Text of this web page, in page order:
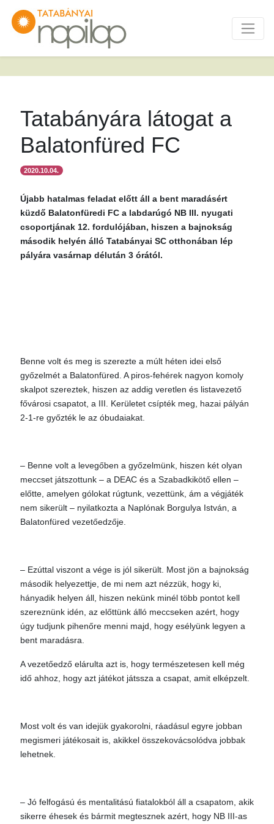
Tatabányára látogat a
Balatonfüred FC
2020.10.04.
Újabb hatalmas feladat előtt áll a bent maradásért
küzdő Balatonfüredi FC a labdarúgó NB III. nyugati
csoportjának 12. fordulójában, hiszen a bajnokság
második helyén álló Tatabányai SC otthonában lép
pályára vasárnap délután 3 órától.
Benne volt és meg is szerezte a múlt héten idei első
győzelmét a Balatonfüred. A piros-fehérek nagyon komoly
skalpot szereztek, hiszen az addig veretlen és listavezető
fővárosi csapatot, a III. Kerületet csíp­ték meg, hazai pályán
2-1-re győzték le az óbudaiakat.
– Benne volt a levegőben a győzelmünk, hiszen két olyan
meccset játszottunk – a DEAC és a Szabadkikötő ellen –
előtte, amelyen gólokat rúgtunk, vezettünk, ám a végjáték
nem sikerült – nyilatkozta a Naplónak Borgulya István, a
Balatonfüred vezetőedzője.
– Ezúttal viszont a vége is jól sikerült. Most jön a bajnokság
második helyezettje, de mi nem azt nézzük, hogy ki,
hányadik helyen áll, hiszen nekünk minél több pontot kell
szereznünk idén, az előttünk álló meccseken azért, hogy
úgy tudjunk pihenőre menni majd, hogy esélyünk legyen a
bent maradásra.
A vezetőedző elárulta azt is, hogy természetesen kell még
idő ahhoz, hogy azt játékot játssza a csapat, amit elképzelt.
Most volt és van idejük gyakorolni, ráadásul egyre jobban
megismeri játékosait is, akikkel összekovácsolódva jobbak
lehetnek.
– Jó felfogású és mentalitású fiatalokból áll a csapatom, akik
sikerre éhesek és bármit megtesznek azért, hogy NB III-as